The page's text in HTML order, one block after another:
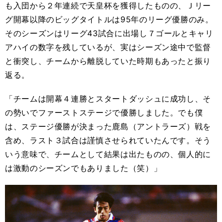
も入団から２年連続で天皇杯を獲得したものの、Ｊリー
グ開幕以降のビッグタイトルは95年のリーグ優勝のみ。
そのシーズンはリーグ43試合に出場し７ゴールとキャリ
アハイの数字を残しているが、実はシーズン途中で監督
と衝突し、チームから離脱していた時期もあったと振り
返る。
「チームは開幕４連勝とスタートダッシュに成功し、そ
の勢いでファーストステージで優勝しました。でも僕
は、ステージ優勝が決まった鹿島（アントラーズ）戦を
含め、ラスト３試合は謹慎させられていたんです。そう
いう意味で、チームとして結果は出たものの、個人的に
は激動のシーズンでもありました（笑）」